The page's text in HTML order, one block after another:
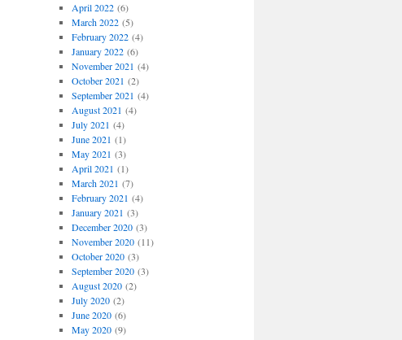
April 2022(6)
March 2022(5)
February 2022(4)
January 2022(6)
November 2021 (4)
October 2021 (2)
September 2021 (4)
August 2021 (4)
July 2021 (4)
June 2021 (1)
May 2021 (3)
April 2021 (1)
March 2021 (7)
February 2021 (4)
January 2021 (3)
December 2020(3)
November 2020(11)
October 2020(3)
September 2020(3)
August 2020(2)
July 2020(2)
June 2020(6)
May 2020(9)